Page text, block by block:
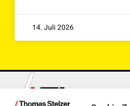
14. Juli 2026